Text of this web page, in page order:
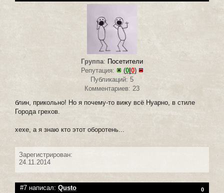
Группа: Посетители
Репутация:
(0| 0)
Публикаций: 5
Комментариев: 23
блин, прикольно! Но я почему-то вижу всё Нуарно, в стиле
Города грехов.
хехе, а я знаю кто этот оборотень...
Зарегистрирован:
24.11.2014
#7 написал: Qusto 0